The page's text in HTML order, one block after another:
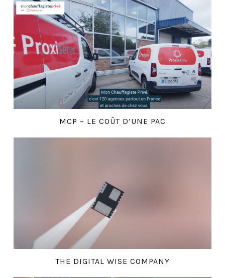
MCP – LE COÛT D’UNE PAC
THE DIGITAL WISE COMPANY